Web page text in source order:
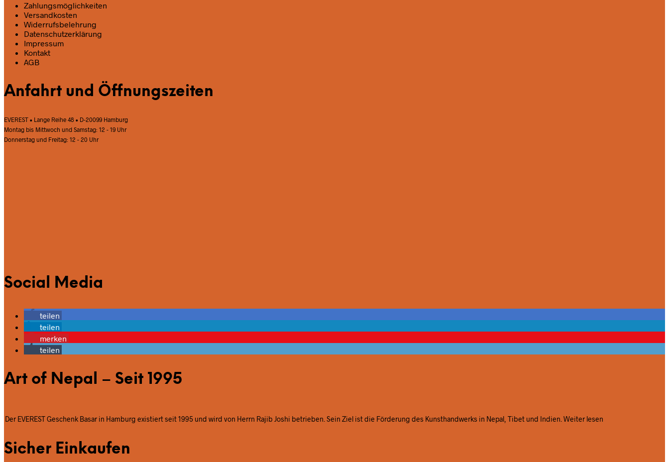
Zahlungsmöglichkeiten
Versandkosten
Widerrufsbelehrung
Datenschutz­erklärung
Impressum
Kontakt
AGB
Anfahrt und Öffnungszeiten
EVEREST • Lange Reihe 48 • D-20099 Hamburg
Montag bis Mittwoch und Samstag: 12 - 19 Uhr
Donnerstag und Freitag: 12 - 20 Uhr
Social Media
teilen
teilen
merken
teilen
Art of Nepal – Seit 1995
Der EVEREST Geschenk Basar in Hamburg existiert seit 1995 und wird von Herrn Rajib Joshi betrieben. Sein Ziel ist die Förderung des Kunsthandwerks in Nepal, Tibet und Indien. Weiter lesen
Sicher Einkaufen